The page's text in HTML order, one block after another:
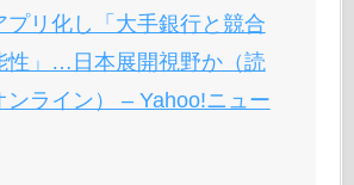
プリ化し「大手銀行と競合
性」…日本展開視野か（読
ンライン） – Yahoo!ニュー